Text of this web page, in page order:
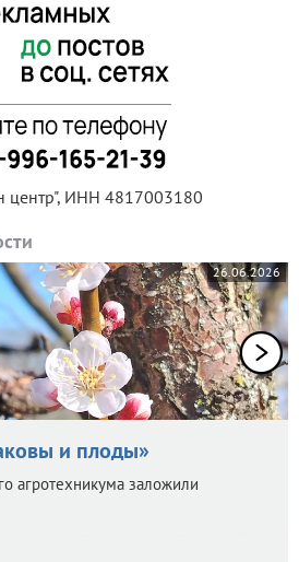
центр", ИНН 4817003180
26.06.2026
и плоды»
агротехникума заложили